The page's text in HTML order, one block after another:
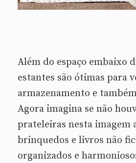
Além do espaço embaixo
estantes são ótimas para
armazenamento e
Agora imagina se não
prateleiras nesta imagem
brinquedos e livros não
organizados e